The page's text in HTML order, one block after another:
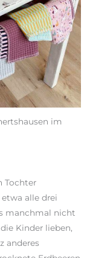
im
Tochter
alle drei
manchmal nicht
Kinder lieben,
anderes